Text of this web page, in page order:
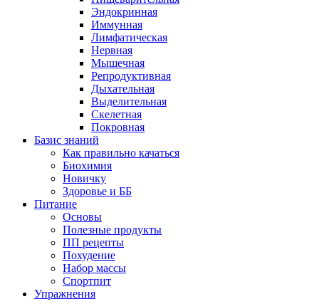
Эндокринная
Иммунная
Лимфатическая
Нервная
Мышечная
Репродуктивная
Дыхательная
Выделительная
Скелетная
Покровная
Базис знаний
Как правильно качаться
Биохимия
Новичку
Здоровье и ББ
Питание
Основы
Полезные продукты
ПП рецепты
Похудение
Набор массы
Спортпит
Упражнения